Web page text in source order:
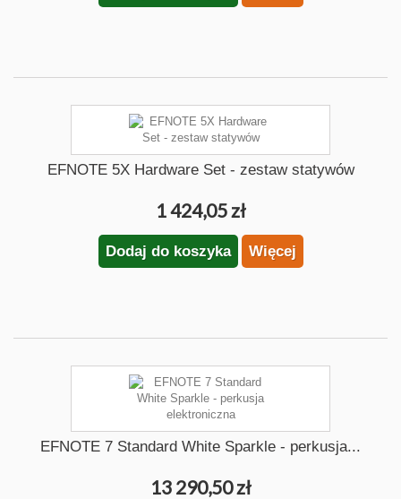
EFNOTE 5X Hardware Set - zestaw statywów
1 424,05 zł
Dodaj do koszyka Więcej
EFNOTE 7 Standard White Sparkle - perkusja...
13 290,50 zł